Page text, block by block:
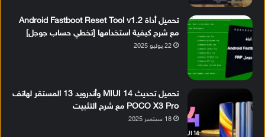
تحميل أداة Android Fastboot Reset Tool v1.2
مع شرح كيفية استخدامها [تخطي حساب جوجل]
22 يوليو 2025
تحميل تحديث MIUI 14 وأندرويد 13 المستقر لهاتف
POCO X3 Pro مع شرح التثبيت
18 سبتمبر 2025